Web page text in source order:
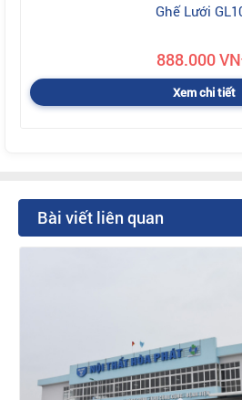
Ghế Lưới
888.000
Xem chi tiết
Bài viết liên quan